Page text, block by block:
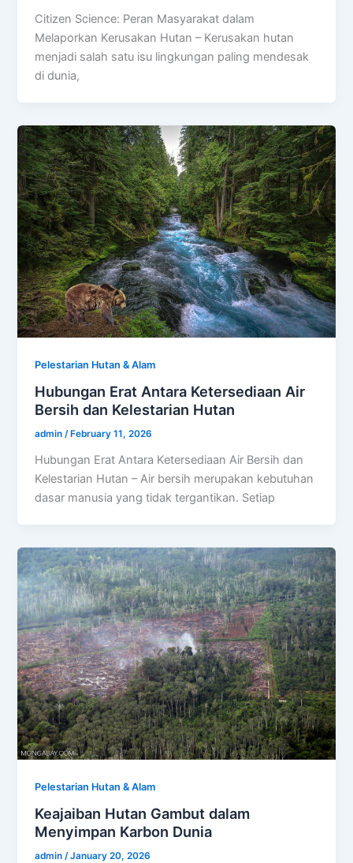
Citizen Science: Peran Masyarakat dalam
Melaporkan Kerusakan Hutan – Kerusakan hutan
menjadi salah satu isu lingkungan paling mendesak
di dunia,
Pelestarian Hutan & Alam
Hubungan Erat Antara Ketersediaan Air
Bersih dan Kelestarian Hutan
admin/ February 11, 2026
Hubungan Erat Antara Ketersediaan Air Bersih dan
Kelestarian Hutan – Air bersih merupakan kebutuhan
dasar manusia yang tidak tergantikan. Setiap
Pelestarian Hutan & Alam
Keajaiban Hutan Gambut dalam
Menyimpan Karbon Dunia
admin/January 20, 2026